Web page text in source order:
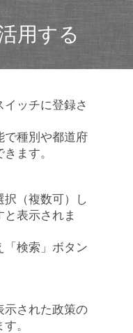
用する
イッチに登録さ
で種別や都道府
ます。
（複数可）し
表示されま
「検索」ボタン
示された政策の
。